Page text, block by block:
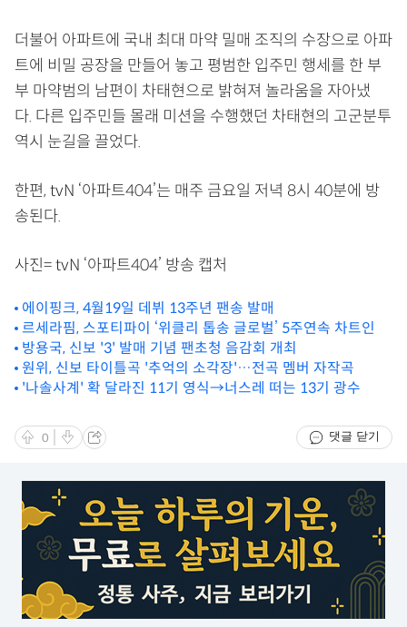
더불어 아파트에 국내 최대 마약 밀매 조직의 수장으로 아파
트에 비밀 공장을 만들어 놓고 평범한 입주민 행세를 한 부
부 마약범의 남편이 차태현으로 밝혀져 놀라움을 자아냈
다. 다른 입주민들 몰래 미션을 수행했던 차태현의 고군분투
역시 눈길을 끌었다.
한편, tvN ‘아파트404’는 매주 금요일 저녁 8시 40분에 방
송된다.
사진= tvN ‘아파트404’ 방송 캡처
에이핑크, 4월19일 데뷔 13주년 팬송 발매
르세라핌, 스포티파이 ‘위클리 톱송 글로벌’ 5주연속 차트인
방용국, 신보 '3' 발매 기념 팬초청 음감회 개최
원위, 신보 타이틀곡 '추억의 소각장'…전곡 멤버 자작곡
'나솔사계' 확 달라진 11기 영식→너스레 떠는 13기 광수
0 댓글 닫기